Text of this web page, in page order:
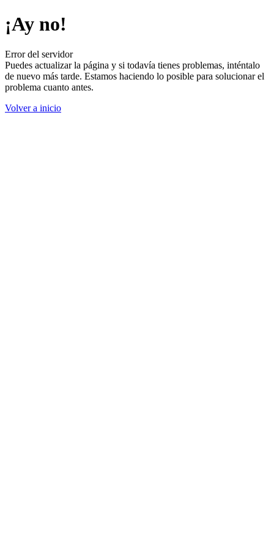
¡Ay no!
Error del servidor
Puedes actualizar la página y si todavía tienes problemas, inténtalo
de nuevo más tarde. Estamos haciendo lo posible para solucionar el
problema cuanto antes.
Volver a inicio